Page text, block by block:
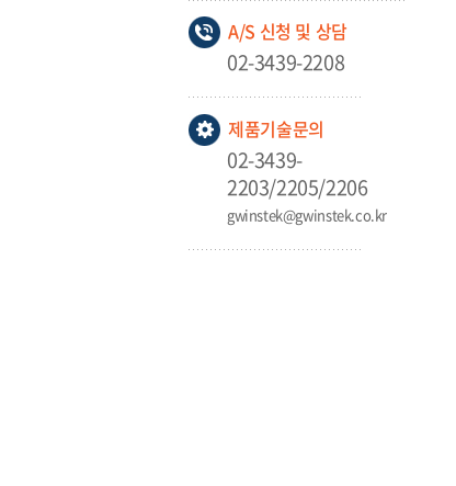
A/S 신청 및 상담
02-3439-2208
제품기술문의
02-3439-
2203/2205/2206
gwinstek@gwinstek.co.kr